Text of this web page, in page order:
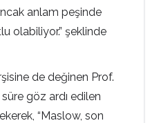
anlam peşinde
olabiliyor.” şeklinde
de değinen Prof.
göz ardı edilen
“Maslow, son